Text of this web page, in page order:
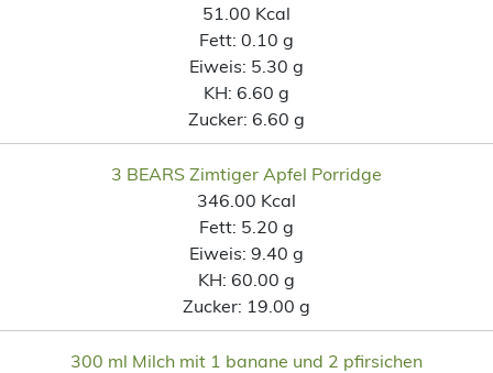
51.00 Kcal
Fett: 0.10 g
Eiweis: 5.30 g
KH: 6.60 g
Zucker: 6.60 g
3 BEARS Zimtiger Apfel Porridge
346.00 Kcal
Fett: 5.20 g
Eiweis: 9.40 g
KH: 60.00 g
Zucker: 19.00 g
300 ml Milch mit 1 banane und 2 pfirsichen